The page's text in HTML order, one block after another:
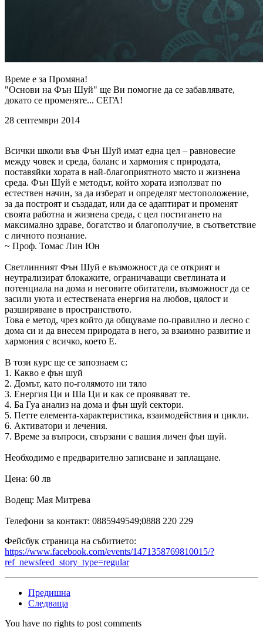
Време е за Промяна!
"Основи на Фън Шуй" ще Ви помогне да се забавлявате,
докато се променяте... СЕГА!
28 септември 2014
Всички школи във Фън Шуй имат една цел – равновесие
между човек и среда, баланс и хармония с природата,
поставяйки хората в най-благоприятното място и жизнена
среда. Фън Шуй е методът, който хората използват по
естествен начин, за да изберат и определят местоположение,
за да построят и създадат, или да се адаптират и променят
своята работна и жизнена среда, с цел постигането на
максимално здраве, богатство и благополучие, в съответствие
с личното познание.
~ Проф. Томас Лин Юн
Светлинният Фън Шуй е възможност да се открият и
неутрализират блокажите, ограничаващи светлината и
потенциала на дома и неговите обитатели, възможност да се
засили уюта и естествената енергия на любов, цялост и
разширяване в пространството.
Това е метод, чрез който да общуваме по-правилно и лесно с
дома си и да внесем природата в него, за взаимно развитие и
хармония с всичко, което Е.
В този курс ще се запознаем с:
1. Какво е фън шуй
2. Домът, като по-голямото ни тяло
3. Енергия Ци и Ша Ци и как се проявяват те.
4. Ба Гуа анализ на дома и фън шуй сектори.
5. Петте елемента-характеристика, взаимодействия и цикли.
6. Активатори и лечения.
7. Време за въпроси, свързани с вашия личен фън шуй.
Необходимо е предварително записване и заплащане.
Цена: 60 лв
Водещ: Мая Митрева
Телефони за контакт: 0885949549;0888 220 229
Фейсбук страница на събитието:
https://www.facebook.com/events/1471358769810015/?
ref_newsfeed_story_type=regular
Предишна
Следваща
You have no rights to post comments